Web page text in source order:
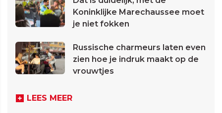
Koninklijke Marechaussee moet
je niet fokken
Russische charmeurs laten even
zien hoe je indruk maakt op de
vrouwtjes
LEES MEER